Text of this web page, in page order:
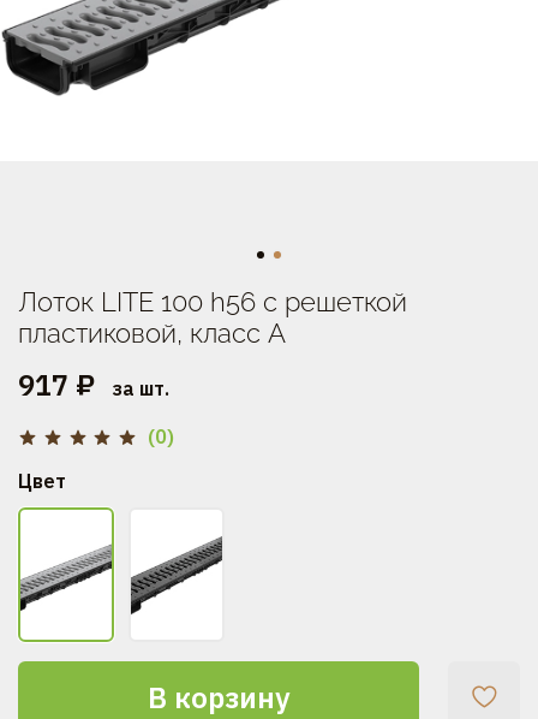
(0)
Лоток LITE 100 h56 с решеткой
пластиковой, класс А
917 ₽ за шт.
В корзину
Цвет